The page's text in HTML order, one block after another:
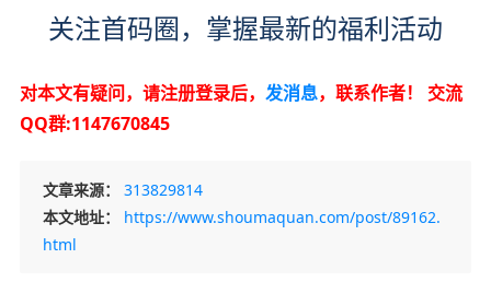
关注首码圈，掌握最新的福利活动
对本文有疑问，请注册登录后， 发消息，联系作者！ 交流
QQ群:1147670845
文章来源：
313829814
本文地址：
https://www.shoumaquan.com/post/89162.
html